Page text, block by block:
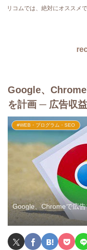
リコムでは、絶対にオススメ
Google、
を計画 ─ 広告収
#WEB・プログラム・SEO
Google、Chromeで広